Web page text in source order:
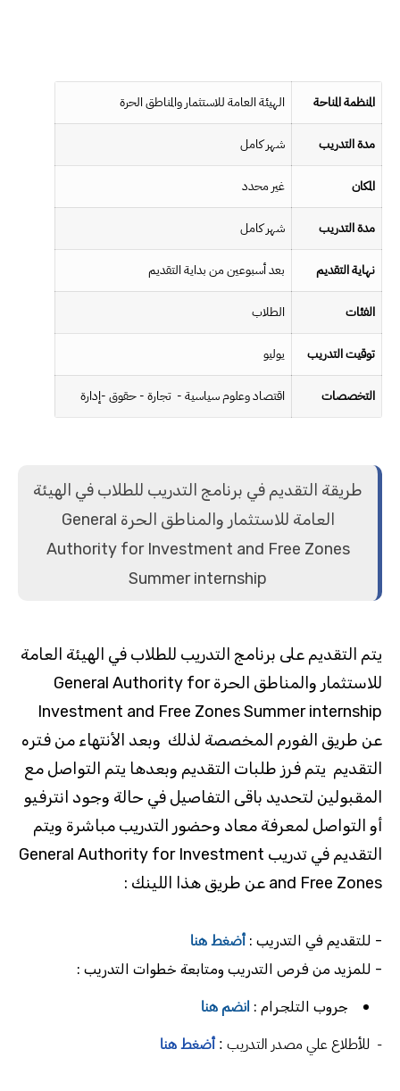
المنظمة المناحة الهيئة العامة للاستثمار والمناطق الحرة
مدة التدريب شهر كامل
المكان غير محدد
مدة التدريب شهر كامل
نهاية التقديم بعد أسبوعين من بداية التقديم
الفئات الطلاب
توقيت التدريب يوليو
التخصصات اقتصاد وعلوم سياسية - تجارة - حقوق -إدارة
طريقة التقديم في برنامج التدريب للطلاب في الهيئة
العامة للاستثمار والمناطق الحرة General
Authority for Investment and Free Zones
Summer internship
يتم التقديم على برنامج التدريب للطلاب في الهيئة العامة
للاستثمار والمناطق الحرة General Authority for
Investment and Free Zones Summer internship
عن طريق الفورم المخصصة لذلك وبعد الأنتهاء من فتره
التقديم يتم فرز طلبات التقديم وبعدها يتم التواصل مع
المقبولين لتحديد باقى التفاصيل في حالة وجود انترفيو
أو التواصل لمعرفة معاد وحضور التدريب مباشرة ويتم
التقديم في تدريب General Authority for Investment
and Free Zones عن طريق هذا اللينك :
- للتقديم في التدريب : أضغط هنا
- للمزيد من فرص التدريب ومتابعة خطوات التدريب :
جروب التلجرام : انضم هنا
- للأطلاع علي مصدر التدريب : أضغط هنا